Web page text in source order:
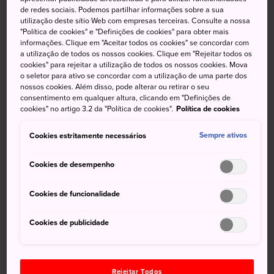
ultrarrealista
Tobu World Square naProvíncia de Tochigi
é um parque
temático que reúne estruturas icônicas de todo o mundo.
Todas foram construídas com exatamente 1/25 do seu
tamanho original. Elas são muito elogiadas por seus
pequenos detalhes, até as pessoas que habitam seus
arredores.
Não deixe de
Visitar o parque temático Edo Wonderland
Fazer um cruzeiro pelo Kinugawa
de redes sociais. Podemos partilhar informações sobre a sua
utilização deste sítio Web com empresas terceiras. Consulte a nossa
"Política de cookies" e "Definições de cookies" para obter mais
informações. Clique em "Aceitar todos os cookies" se concordar com
a utilização de todos os nossos cookies. Clique em "Rejeitar todos os
cookies" para rejeitar a utilização de todos os nossos cookies. Mova
o seletor para ativo se concordar com a utilização de uma parte dos
nossos cookies. Além disso, pode alterar ou retirar o seu
consentimento em qualquer altura, clicando em "Definições de
cookies" no artigo 3.2 da "Política de cookies". Política de cookies
Cookies estritamente necessários Sempre ativos
Cookies de desempenho
Cookies de funcionalidade
Cookies de publicidade
Rejeitar Todos